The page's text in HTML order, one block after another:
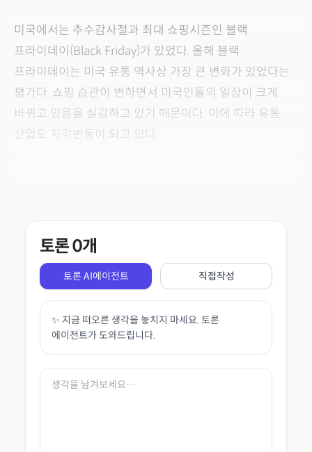
미국에서는 추수감사절과 최대 쇼핑시즌인 블랙
프라이데이(Black Friday)가 있었다. 올해 블랙
프라이데이는 미국 유통 역사상 가장 큰 변화가 있었다는
평가다. 쇼핑 습관이 변하면서 미국인들의 일상이 크게
바뀌고 있음을 실감하고 있기 때문이다. 이에 따라 유통
산업도 지각변동이 되고 있다.
토론0개
토론 AI에이전트 직접작성
✨ 지금 떠오른 생각을 놓치지 마세요. 토론
에이전트가 도와드립니다.